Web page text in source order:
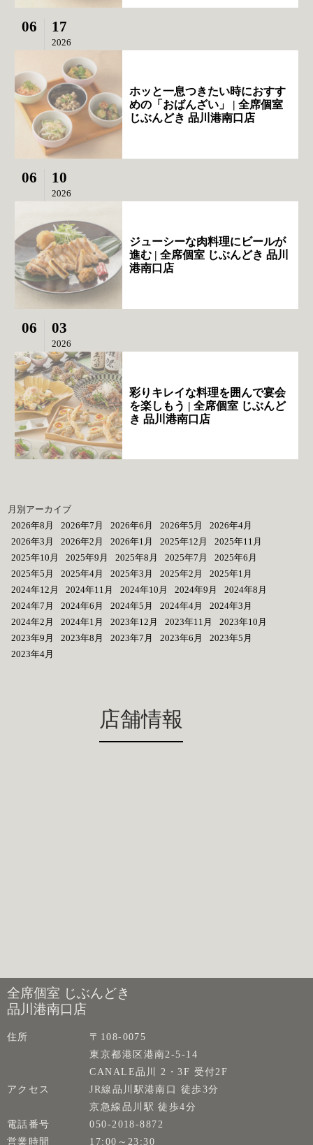
06 17
2026
ホッと一息つきたい時におすす
めの「おばんざい」 | 全席個室
じぶんどき 品川港南口店
06 10
2026
ジューシーな肉料理にビールが
進む | 全席個室 じぶんどき 品川
港南口店
06 03
2026
彩りキレイな料理を囲んで宴会
を楽しもう | 全席個室 じぶんど
き 品川港南口店
月別アーカイブ
2026年8月
2026年7月 2026年6月 2026年5月
2026年4月
2026年3月
2026年2月 2026年1月 2025年12月
2025年11月
2025年10月
2025年9月 2025年8月 2025年7月
2025年6月
2025年5月
2025年4月 2025年3月 2025年2月
2025年1月
2024年12月
2024年11月 2024年10月 2024年9月
2024年8月
2024年7月
2024年6月 2024年5月 2024年4月
2024年3月
2024年2月
2024年1月 2023年12月 2023年11月
2023年10月
2023年9月
2023年8月 2023年7月 2023年6月
2023年5月
2023年4月
店舗情報
全席個室 じぶんどき
品川港南口店
住所
〒108-0075
東京都港区港南2-5-14
CANALE品川 2・3F 受付2F
アクセス
JR線品川駅港南口 徒歩3分
京急線品川駅 徒歩4分
電話番号
050-2018-8872
営業時間
17:00～23:30